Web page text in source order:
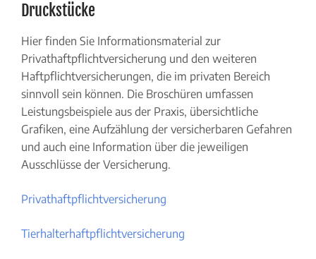
Druckstücke
Hier finden Sie Informationsmaterial zur
Privathaftpflichtversicherung und den weiteren
Haftpflichtversicherungen, die im privaten Bereich
sinnvoll sein können. Die Broschüren umfassen
Leistungsbeispiele aus der Praxis, übersichtliche
Grafiken, eine Aufzählung der versicherbaren Gefahren
und auch eine Information über die jeweiligen
Ausschlüsse der Versicherung.
Privathaftpflichtversicherung
Tierhalterhaftpflichtversicherung